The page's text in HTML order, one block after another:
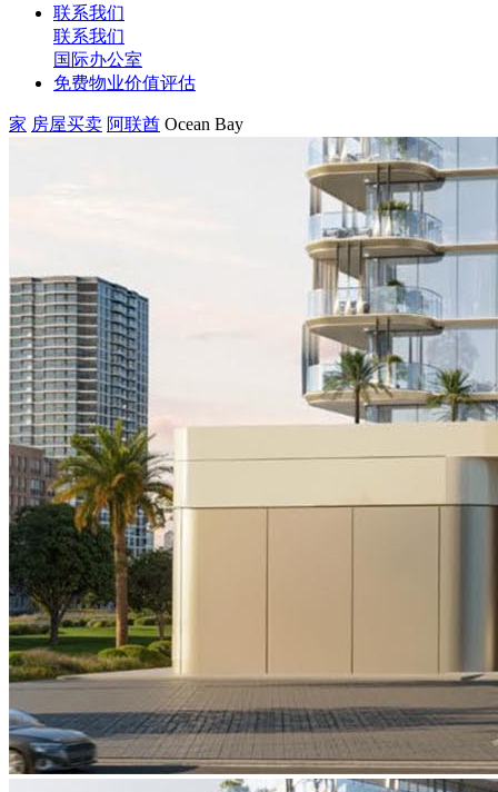
联系我们
联系我们
国际办公室
免费物业价值评估
家 房屋买卖 阿联酋 Ocean Bay